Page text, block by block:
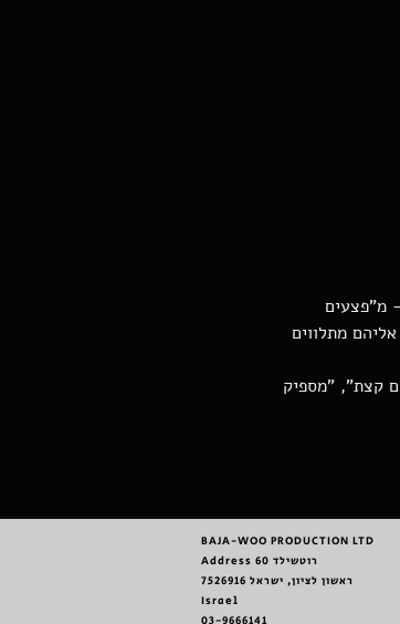
מ"פצעים
מתלווים
קצת", "מספיק
BAJA-WOO PRODUCTION LTD
Address רוטשילד 60
ראשון לציון, ישראל 7526916
Israel
03-9666141